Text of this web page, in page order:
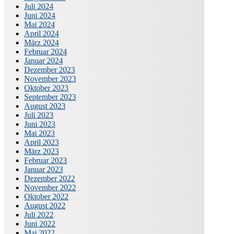
Juli 2024
Juni 2024
Mai 2024
April 2024
März 2024
Februar 2024
Januar 2024
Dezember 2023
November 2023
Oktober 2023
September 2023
August 2023
Juli 2023
Juni 2023
Mai 2023
April 2023
März 2023
Februar 2023
Januar 2023
Dezember 2022
November 2022
Oktober 2022
August 2022
Juli 2022
Juni 2022